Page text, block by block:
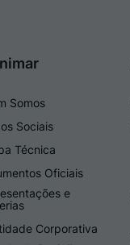
Somos
Sociais
Técnica
Oficiais
e
Corporativa